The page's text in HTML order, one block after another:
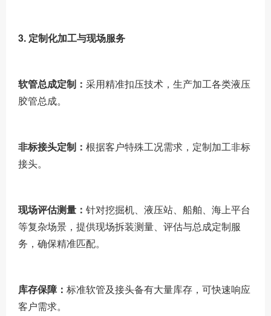
3. 定制化加工与现场服务
软管总成定制： 采用精准扣压技术，生产加工各类液压
胶管总成。
非标接头定制： 根据客户特殊工况需求，定制加工非标
接头。
现场评估测量： 针对挖掘机、液压站、船舶、海上平台
等复杂场景，提供现场拆装测量、评估与总成定制服
务，确保精准匹配。
库存保障： 标准软管及接头备有大量库存，可快速响应
客户需求。